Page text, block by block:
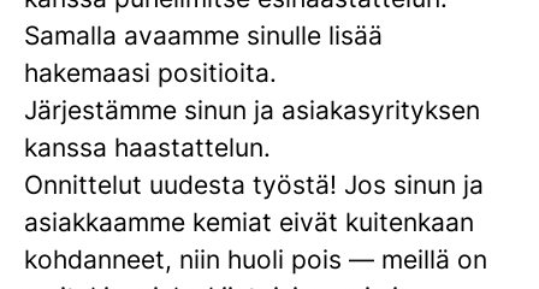
Samalla avaamme sinulle lisää
hakemaasi positioita.
Järjestämme sinun ja asiakasyrityksen
kanssa haastattelun.
Onnittelut uudesta työstä! Jos sinun ja
asiakkaamme kemiat eivät kuitenkaan
kohdanneet, niin huoli pois — meillä on